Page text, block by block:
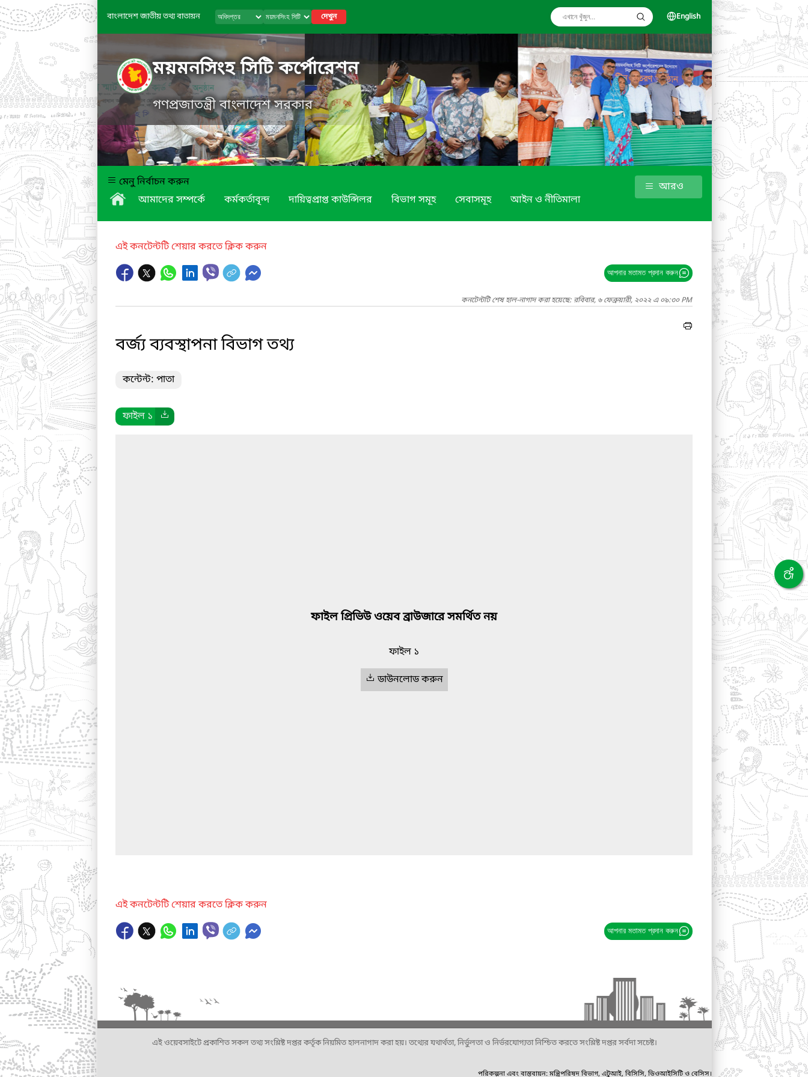
বাংলাদেশ জাতীয় তথ্য বাতায়ন দেখুন English
ময়মনসিংহ সিটি কর্পোরেশন
গণপ্রজাতন্ত্রী বাংলাদেশ সরকার
মেনু নির্বাচন করুন
আমাদের সম্পর্কে
কর্মকর্তাবৃন্দ দায়িত্বপ্রাপ্ত কাউন্সিলর বিভাগ সমূহ সেবাসমূহ আইন ও নীতিমালা
আরও
এই কনটেন্টটি শেয়ার করতে ক্লিক করুন
আপনার মতামত প্রদান করুন
কনটেন্টটি শেষ হাল-নাগাদ করা হয়েছে: রবিবার, ৬ ফেব্রুয়ারী, ২০২২ এ ০৯:৩০ PM
বর্জ্য ব্যবস্থাপনা বিভাগ তথ্য
কন্টেন্ট: পাতা
ফাইল ১
ফাইল প্রিভিউ ওয়েব ব্রাউজারে সমর্থিত নয়
ফাইল ১
ডাউনলোড করুন
এই কনটেন্টটি শেয়ার করতে ক্লিক করুন
আপনার মতামত প্রদান করুন
এই ওয়েবসাইটে প্রকাশিত সকল তথ্য সংশ্লিষ্ট দপ্তর কর্তৃক নিয়মিত হালনাগাদ করা হয়। তথ্যের যথার্থতা, নির্ভুলতা ও নির্ভরযোগ্যতা নিশ্চিত করতে সংশ্লিষ্ট দপ্তর সর্বদা সচেষ্ট।
পরিকল্পনা এবং বাস্তবায়ন: মন্ত্রিপরিষদ বিভাগ, এটুআই, বিসিসি, ডিওআইসিটি ও বেসিস।